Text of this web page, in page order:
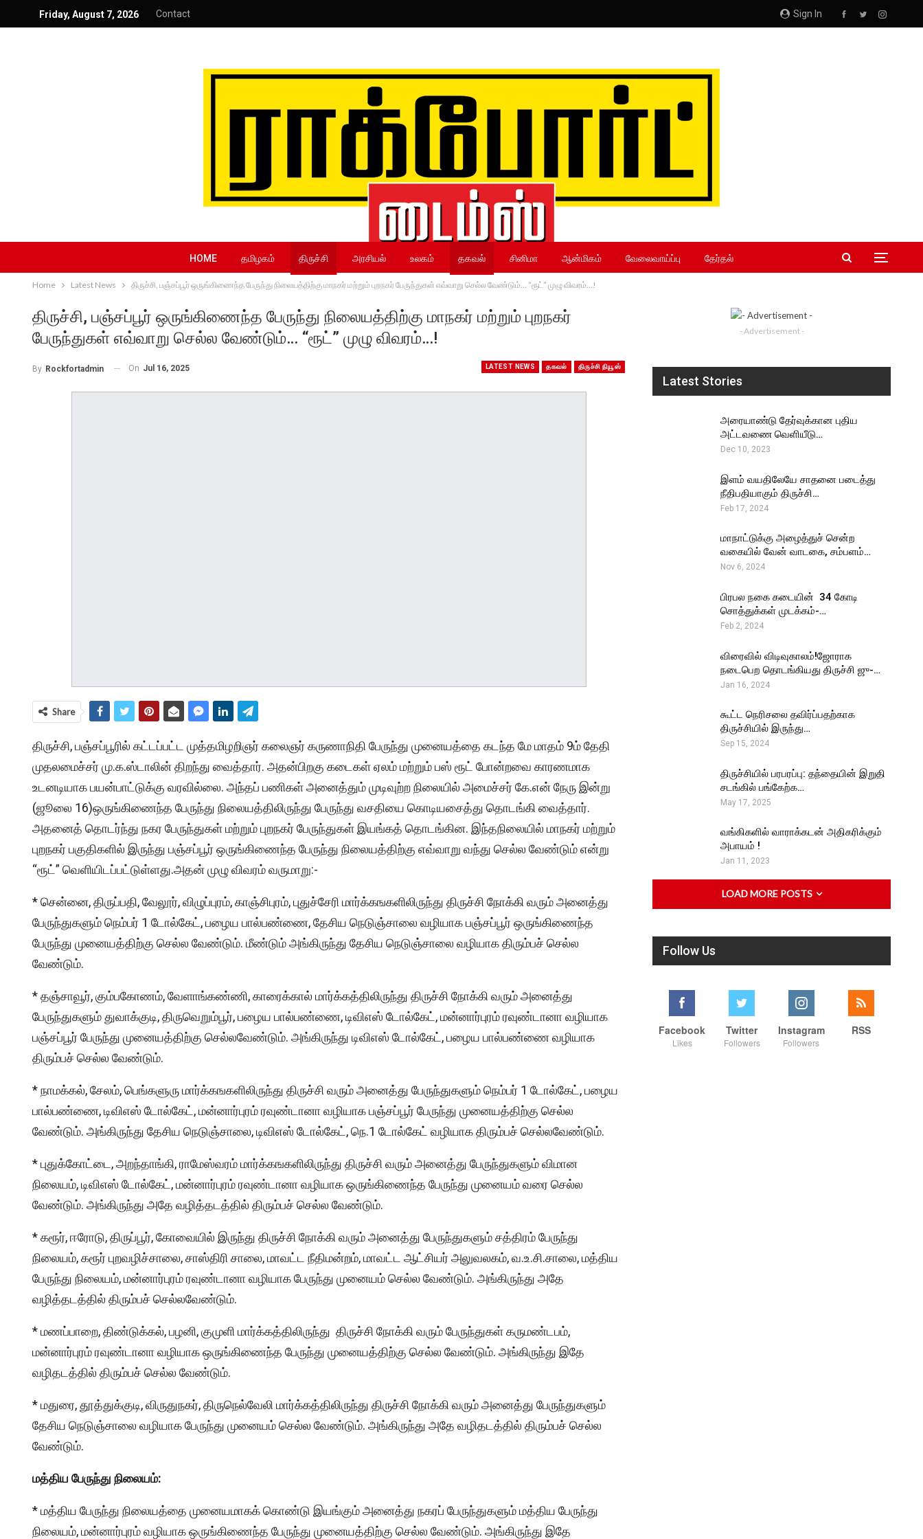
Sign In
Friday, August 7, 2026 Contact
HOME தமிழகம் திருச்சி அரசியல் உலகம் தகவல் சினிமா ஆன்மிகம் வேலைவாய்ப்பு தேர்தல்
Home Latest News திருச்சி, பஞ்சப்பூர் ஒருங்கிணைந்த பேருந்து நிலையத்திற்கு மாநகர் மற்றும் புறநகர் பேருந்துகள் எவ்வாறு செல்ல வேண்டும்… “ரூட்” முழு விவரம்…!
திருச்சி, பஞ்சப்பூர் ஒருங்கிணைந்த பேருந்து நிலையத்திற்கு மாநகர் மற்றும் புறநகர்
பேருந்துகள் எவ்வாறு செல்ல வேண்டும்… “ரூட்” முழு விவரம்…!
LATEST NEWS தகவல் திருச்சி நியூஸ்
By Rockfortadmin On Jul 16, 2025
Share
திருச்சி, பஞ்சப்பூரில் கட்டப்பட்ட முத்தமிழறிஞர் கலைஞர் கருணாநிதி பேருந்து முனையத்தை கடந்த மே மாதம் 9ம் தேதி
முதலமைச்சர் மு.க.ஸ்டாலின் திறந்து வைத்தார். அதன்பிறகு கடைகள் ஏலம் மற்றும் பஸ் ரூட் போன்றவை காரணமாக
உடனடியாக பயன்பாட்டுக்கு வரவில்லை. அந்தப் பணிகள் அனைத்தும் முடிவுற்ற நிலையில் அமைச்சர் கே.என் நேரு இன்று
(ஜூலை 16)ஒருங்கிணைந்த பேருந்து நிலையத்திலிருந்து பேருந்து வசதியை கொடியசைத்து தொடங்கி வைத்தார்.
அதனைத் தொடர்ந்து நகர பேருந்துகள் மற்றும் புறநகர் பேருந்துகள் இயங்கத் தொடங்கின. இந்தநிலையில் மாநகர் மற்றும்
புறநகர் பகுதிகளில் இருந்து பஞ்சப்பூர் ஒருங்கிணைந்த பேருந்து நிலையத்திற்கு எவ்வாறு வந்து செல்ல வேண்டும் என்று
“ரூட்” வெளியிடப்பட்டுள்ளது.அதன் முழு விவரம் வருமாறு:-
* சென்னை, திருப்பதி, வேலூர், விழுப்புரம், காஞ்சிபுரம், புதுச்சேரி மார்க்கஙகளிலிருந்து திருச்சி நோக்கி வரும் அனைத்து
பேருந்துகளும் நெம்பர் 1 டோல்கேட், பழைய பால்பண்ணை, தேசிய நெடுஞ்சாலை வழியாக பஞ்சப்பூர் ஒருங்கிணைந்த
பேருந்து முனையத்திற்கு செல்ல வேண்டும். மீண்டும் அங்கிருந்து தேசிய நெடுஞ்சாலை வழியாக திரும்பச் செல்ல
வேண்டும்.
* தஞ்சாவூர், கும்பகோணம், வேளாங்கண்ணி, காரைக்கால் மார்க்கத்திலிருந்து திருச்சி நோக்கி வரும் அனைத்து
பேருந்துகளும் துவாக்குடி, திருவெறும்பூர், பழைய பால்பண்ணை, டிவிஎஸ் டோல்கேட், மன்னார்புரம் ரவுண்டானா வழியாக
பஞ்சப்பூர் பேருந்து முனையத்திற்கு செல்லவேண்டும். அங்கிருந்து டிவிஎஸ் டோல்கேட், பழைய பால்பண்ணை வழியாக
திரும்பச் செல்ல வேண்டும்.
* நாமக்கல், சேலம், பெங்களுரு மார்க்கஙகளிலிருந்து திருச்சி வரும் அனைத்து பேருந்துகளும் நெம்பர் 1 டோல்கேட், பழைய
பால்பண்ணை, டிவிஎஸ் டோல்கேட், மன்னார்புரம் ரவுண்டானா வழியாக பஞ்சப்பூர் பேருந்து முனையத்திற்கு செல்ல
வேண்டும். அங்கிருந்து தேசிய நெடுஞ்சாலை, டிவிஎஸ் டோல்கேட், நெ.1 டோல்கேட் வழியாக திரும்பச் செல்லவேண்டும்.
* புதுக்கோட்டை, அறந்தாங்கி, ராமேஸ்வரம் மார்க்கஙகளிலிருந்து திருச்சி வரும் அனைத்து பேருந்துகளும் விமான
நிலையம், டிவிஎஸ் டோல்கேட், மன்னார்புரம் ரவுண்டானா வழியாக ஒருங்கிணைந்த பேருந்து முனையம் வரை செல்ல
வேண்டும். அங்கிருந்து அதே வழித்தடத்தில் திரும்பச் செல்ல வேண்டும்.
* கரூர், ஈரோடு, திருப்பூர், கோவையில் இருந்து திருச்சி நோக்கி வரும் அனைத்து பேருந்துகளும் சத்திரம் பேருந்து
நிலையம், கரூர் புறவழிச்சாலை, சாஸ்திரி சாலை, மாவட்ட நீதிமன்றம், மாவட்ட ஆட்சியர் அலுவலகம், வ.உ.சி.சாலை, மத்திய
பேருந்து நிலையம், மன்னார்புரம் ரவுண்டானா வழியாக பேருந்து முனையம் செல்ல வேண்டும். அங்கிருந்து அதே
வழித்தடத்தில் திரும்பச் செல்லவேண்டும்.
* மணப்பாறை, திண்டுக்கல், பழனி, குமுளி மார்க்கத்திலிருந்து திருச்சி நோக்கி வரும் பேருந்துகள் கருமண்டபம்,
மன்னார்புரம் ரவுண்டானா வழியாக ஒருங்கிணைந்த பேருந்து முனையத்திற்கு செல்ல வேண்டும். அங்கிருந்து இதே
வழிதடத்தில் திரும்பச் செல்ல வேண்டும்.
* மதுரை, தூத்துக்குடி, விருதுநகர், திருநெல்வேலி மார்க்கத்திலிருந்து திருச்சி நோக்கி வரும் அனைத்து பேருந்துகளும்
தேசிய நெடுஞ்சாலை வழியாக பேருந்து முனையம் செல்ல வேண்டும். அங்கிருந்து அதே வழிதடத்தில் திரும்பச் செல்ல
வேண்டும்.
மத்திய பேருந்து நிலையம்:
* மத்திய பேருந்து நிலையத்தை முனையமாகக் கொண்டு இயங்கும் அனைத்து நகரப் பேருந்துகளும் மத்திய பேருந்து
நிலையம், மன்னார்புரம் வழியாக ஒருங்கிணைந்த பேருந்து முனையத்திற்கு செல்ல வேண்டும். அங்கிருந்து இதே
- Advertisement -
Latest Stories
அரையாண்டு தேர்வுக்கான புதிய
அட்டவணை வெளியீடு…
Dec 10, 2023
இளம் வயதிலேயே சாதனை படைத்து
நீதிபதியாகும் திருச்சி…
Feb 17, 2024
மாநாட்டுக்கு அழைத்துச் சென்ற
வகையில் வேன் வாடகை, சம்பளம்…
Nov 6, 2024
பிரபல நகை கடையின் ₹ 34 கோடி
சொத்துக்கள் முடக்கம்-…
Feb 2, 2024
விரைவில் விடிவுகாலம்!ஜோராக
நடைபெற தொடங்கியது திருச்சி ஜு-…
Jan 16, 2024
கூட்ட நெரிசலை தவிர்ப்பதற்காக
திருச்சியில் இருந்து…
Sep 15, 2024
திருச்சியில் பரபரப்பு: தந்தையின் இறுதி
சடங்கில் பங்கேற்க…
May 17, 2025
வங்கிகளில் வாராக்கடன் அதிகரிக்கும்
அபாயம் !
Jan 11, 2023
LOAD MORE POSTS
Follow Us
Facebook
Likes
Twitter
Followers
Instagram
Followers
RSS